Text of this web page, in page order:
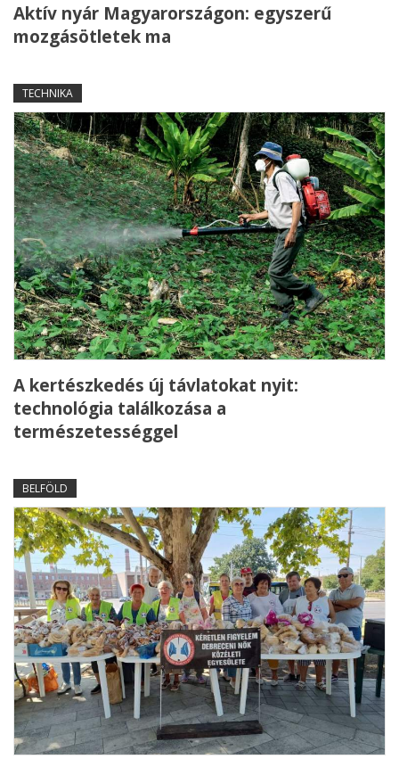
Aktív nyár Magyarországon: egyszerű
mozgásötletek ma
TECHNIKA
A kertészkedés új távlatokat nyit:
technológia találkozása a
természetességgel
BELFÖLD